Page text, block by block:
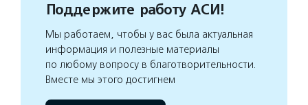
Поддержите работу АСИ!
Мы работаем, чтобы у вас была актуальная
информация и полезные материалы
по любому вопросу в благотворительности.
Вместе мы этого достигнем